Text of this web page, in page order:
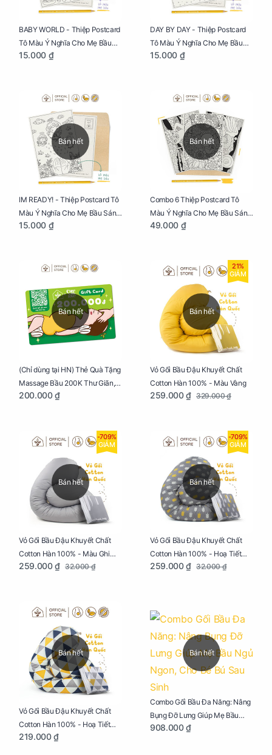
BABY WORLD - Thiệp Postcard
Tô Màu Ý Nghĩa Cho Mẹ Bầu
Sáng Tạo, Thư Giãn Và Hạnh
15.000 ₫
DAY BY DAY - Thiệp Postcard
Tô Màu Ý Nghĩa Cho Mẹ Bầu
Sáng Tạo, Thư Giãn Và Hạnh
15.000 ₫
Bán hết
IM READY! - Thiệp Postcard Tô
Màu Ý Nghĩa Cho Mẹ Bầu Sáng
Tạo, Thư Giãn Và Hạnh Phúc
15.000 ₫
Bán hết
Combo 6 Thiệp Postcard Tô
Màu Ý Nghĩa Cho Mẹ Bầu Sáng
Tạo, Thư Giãn Và Hạnh Phúc
49.000 ₫
Bán hết
(Chỉ dùng tại HN) Thẻ Quà Tặng
Massage Bầu 200K Thư Giãn,
Tăng Tuần Hoàn Máu, Ngủ
200.000 ₫
Bán hết
21%
GIẢM
Vỏ Gối Bầu Đậu Khuyết Chất
Cotton Hàn 100% - Màu Vàng
259.000 ₫ 329.000 ₫
Bán hết
-709%
GIẢM
Vỏ Gối Bầu Đậu Khuyết Chất
Cotton Hàn 100% - Màu Ghi
Xám
259.000 ₫ 32.000 ₫
Bán hết
-709%
GIẢM
Vỏ Gối Bầu Đậu Khuyết Chất
Cotton Hàn 100% - Hoạ Tiết
Xương Cá
259.000 ₫ 32.000 ₫
Bán hết
Vỏ Gối Bầu Đậu Khuyết Chất
Cotton Hàn 100% - Hoạ Tiết
Tam Giác
219.000 ₫
Bán hết
Combo Gối Bầu Đa Năng: Nâng
Bụng Đỡ Lưng Giúp Mẹ Bầu
Ngủ Ngon, Cho Bé Bú Sau Sinh
908.000 ₫